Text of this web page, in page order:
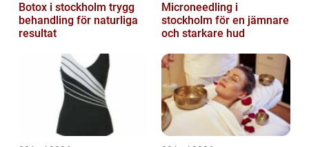
Botox i stockholm trygg
behandling för naturliga
resultat
Microneedling i
stockholm för en jämnare
och starkare hud